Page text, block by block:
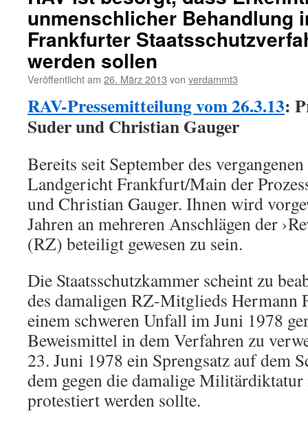
unmenschlicher Behandlung
Frankfurter
werden sollen
Veröffentlicht am 26. März 2013 von verdammt3
RAV-Pressemitteilung vom 26.3.13:
Suder und Christian Gauger
Bereits seit September des
Landgericht Frankfurt/Main der
und Christian Gauger. Ihnen wird
Jahren an mehreren Anschlägen der
(RZ) beteiligt gewesen zu sein.
Die Staatsschutzkammer scheint zu
des damaligen RZ-Mitglieds Hermann
einem schweren Unfall im Juni 1978
Beweismittel in dem Verfahren zu
23. Juni 1978 ein Sprengsatz auf dem
dem gegen die damalige
protestiert werden sollte.